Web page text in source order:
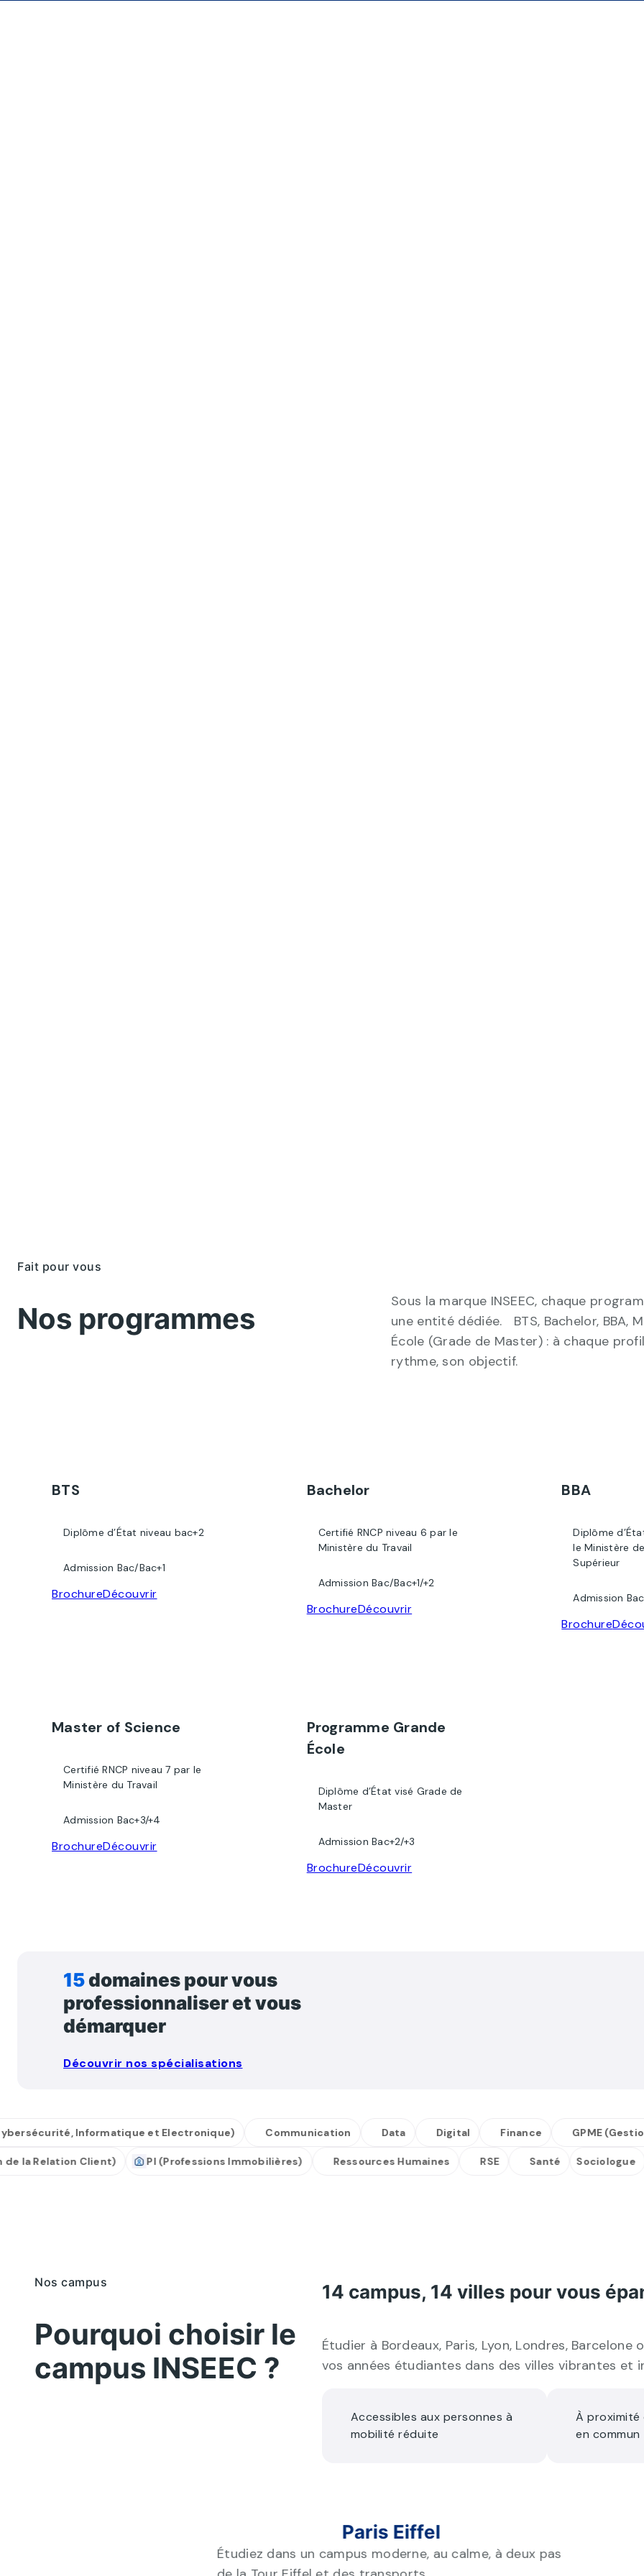
Fait pour vous
Nos programmes
Sous la marque INSEEC, chaque
une entité dédiée. BTS, Bachelor, BBA,
École (Grade de Master) : à chaque
rythme, son objectif.
BTS
Diplôme d’État niveau bac+2
Admission Bac/Bac+1
BrochureDécouvrir
Bachelor
Certifié RNCP niveau 6 par le
Ministère du Travail
Admission Bac/Bac+1/+2
BrochureDécouvrir
BBA
Diplôme
le Ministère
Supérieur
Admission
Brochure
Master of Science
Certifié RNCP niveau 7 par le
Ministère du Travail
Admission Bac+3/+4
BrochureDécouvrir
Programme Grande
École
Diplôme d’État visé Grade de
Master
Admission Bac+2/+3
BrochureDécouvrir
15domaines pour vous
professionnaliser et vous
démarquer
Découvrir nos spécialisations
Informatique et Electronique) Communication Digital Finance GPME (Gestion
de la Relation Client) PI (Professions Immobilières) Ressources Humaines RSE Santé
Nos campus
Pourquoi choisir le
campus INSEEC ?
14 campus, 14 villes pour vous
Étudier à Bordeaux, Paris, Lyon, Londres, Barcelone
vos années étudiantes dans des villes vibrantes et
Accessibles aux personnes à
mobilité réduite
À
en commun
Paris Eiffel
Étudiez dans un campus moderne, au calme, à deux pas